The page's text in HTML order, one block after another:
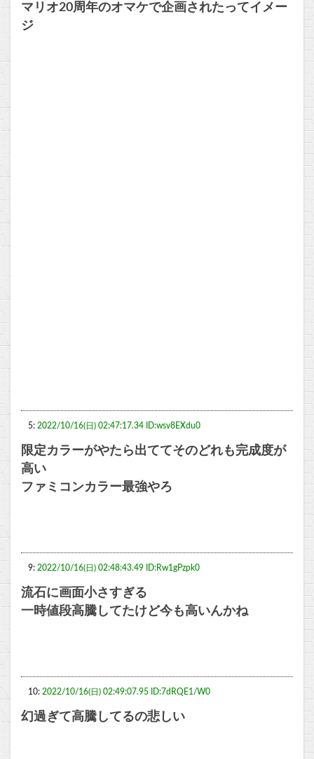
マリオ20周年のオマケで企画されたってイメー
ジ
5: 2022/10/16(日) 02:47:17.34 ID:wsv8EXdu0
限定カラーがやたら出ててそのどれも完成度が
高い
ファミコンカラー最強やろ
9: 2022/10/16(日) 02:48:43.49 ID:Rw1gPzpk0
流石に画面小さすぎる
一時値段高騰してたけど今も高いんかね
10: 2022/10/16(日) 02:49:07.95 ID:7dRQE1/W0
幻過ぎて高騰してるの悲しい